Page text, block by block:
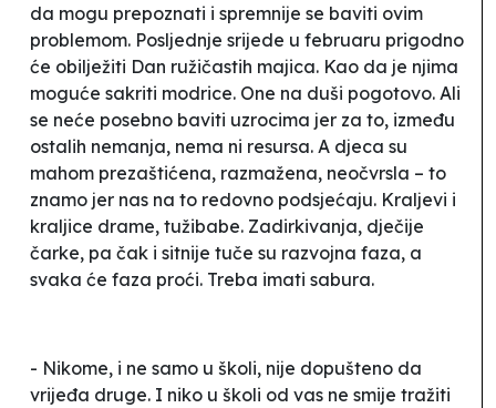
da mogu prepoznati i spremnije se baviti ovim
problemom. Posljednje srijede u februaru prigodno
će obilježiti Dan ružičastih majica. Kao da je njima
moguće sakriti modrice. One na duši pogotovo. Ali
se neće posebno baviti uzrocima jer za to, između
ostalih nemanja, nema ni resursa. A djeca su
mahom prezaštićena, razmažena, neočvrsla – to
znamo jer nas na to redovno podsjećaju. Kraljevi i
kraljice drame, tužibabe. Zadirkivanja, dječije
čarke, pa čak i sitnije tuče su razvojna faza, a
svaka će faza proći. Treba imati sabura.
- Nikome, i ne samo u školi, nije dopušteno da
vrijeđa druge. I niko u školi od vas ne smije tražiti